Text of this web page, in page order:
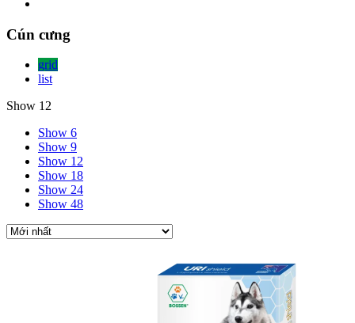
Cún cưng
grid
list
Show 12
Show 6
Show 9
Show 12
Show 18
Show 24
Show 48